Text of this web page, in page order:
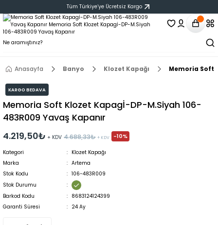
Tüm Türkiye‘ye Ücretsiz Kargo
Anasayfa Banyo Klozet Kapağı Memoria Soft
KARGO BEDAVA
Memoria Soft Klozet Kapagİ-DP-M.Siyah 106-
483R009 Yavaş Kapanır
4.219,50₺ + KDV 4.688,33₺ + KDV -10%
Kategori
Klozet Kapağı
Marka
Artema
Stok Kodu
106-483R009
Stok Durumu
Barkod Kodu
8683124124399
Garanti Süresi
24 Ay